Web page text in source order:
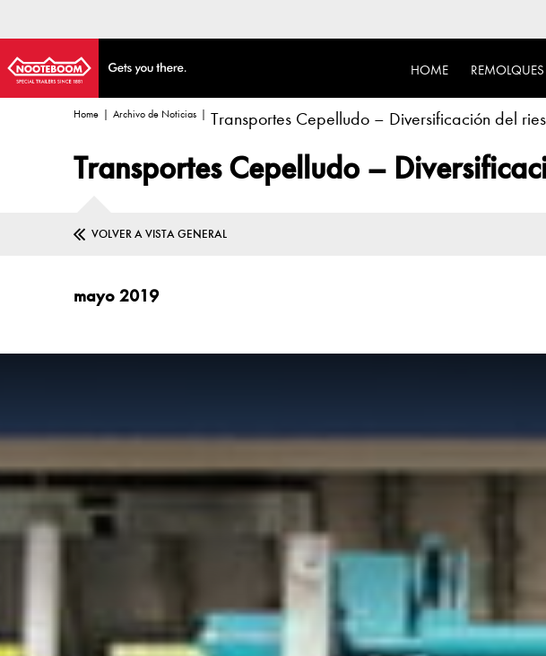
HOME REMOLQUES
Home Archivo de Noticias Transportes Cepelludo – Diversificación del
Transportes Cepelludo –
VOLVER A VISTA GENERAL
mayo 2019